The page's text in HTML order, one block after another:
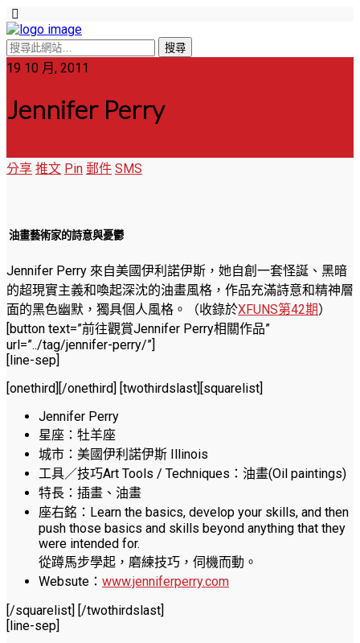
19 10 月, 2011
Jennifer Perry
分享 推文 Pin 郵件 SMS
油畫藝術家的詩意與憂鬱
Jennifer Perry 來自美國伊利諾伊斯，她自創一套怪誕、黑暗
的超現實主義和喚起深沈的油畫風格，作品充滿詩意和精神層
面的黑色幽默，獨具個人風格。
（收錄於XFUNS第42期）
[button text=”前往觀賞Jennifer Perry相關作品”
url=”../tag/jennifer-perry/”]
[line-sep]
[onethird] [/onethird] [twothirdslast][squarelist]
Jennifer Perry
星座：牡羊座
城市：美國伊利諾伊斯 Illinois
工具／技巧Art Tools / Techniques：油畫(Oil paintings)
特長：插畫、油畫
座右銘：Learn the basics, develop your skills, and then
push those basics and skills beyond anything that they
were intended for.
從蹲馬步學起，磨練技巧，伺機而動。
Websute： www.jenniferperry.com
[/squarelist] [/twothirdslast]
[line-sep]